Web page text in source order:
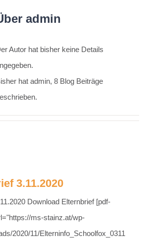
admin
Autor hat bisher keine Details
hat admin, 8 Blog Beiträge
3.11.2020
Download Elternbrief [pdf-
ms-stainz.at/wp-
2020/11/Elterninfo_Schoolfox_0311